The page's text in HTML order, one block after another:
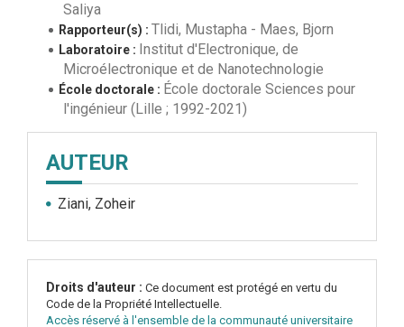
Saliya
Rapporteur(s) : Tlidi, Mustapha - Maes, Bjorn
Laboratoire : Institut d'Electronique, de
Microélectronique et de Nanotechnologie
École doctorale : École doctorale Sciences pour
l'ingénieur (Lille ; 1992-2021)
AUTEUR
Ziani, Zoheir
Droits d'auteur : Ce document est protégé en vertu du
Code de la Propriété Intellectuelle.
Accès réservé à l'ensemble de la communauté universitaire